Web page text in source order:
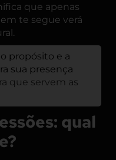
que apenas
te segue verá
propósito e a
sua presença
que servem as
qual